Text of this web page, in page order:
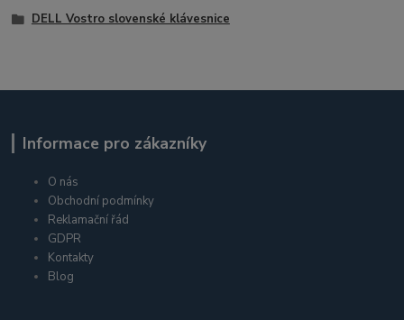
DELL Vostro slovenské klávesnice
Informace pro zákazníky
O nás
Obchodní podmínky
Reklamační řád
GDPR
Kontakty
Blog